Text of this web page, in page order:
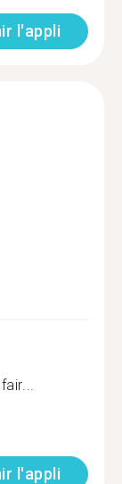
l'appli
l'appli